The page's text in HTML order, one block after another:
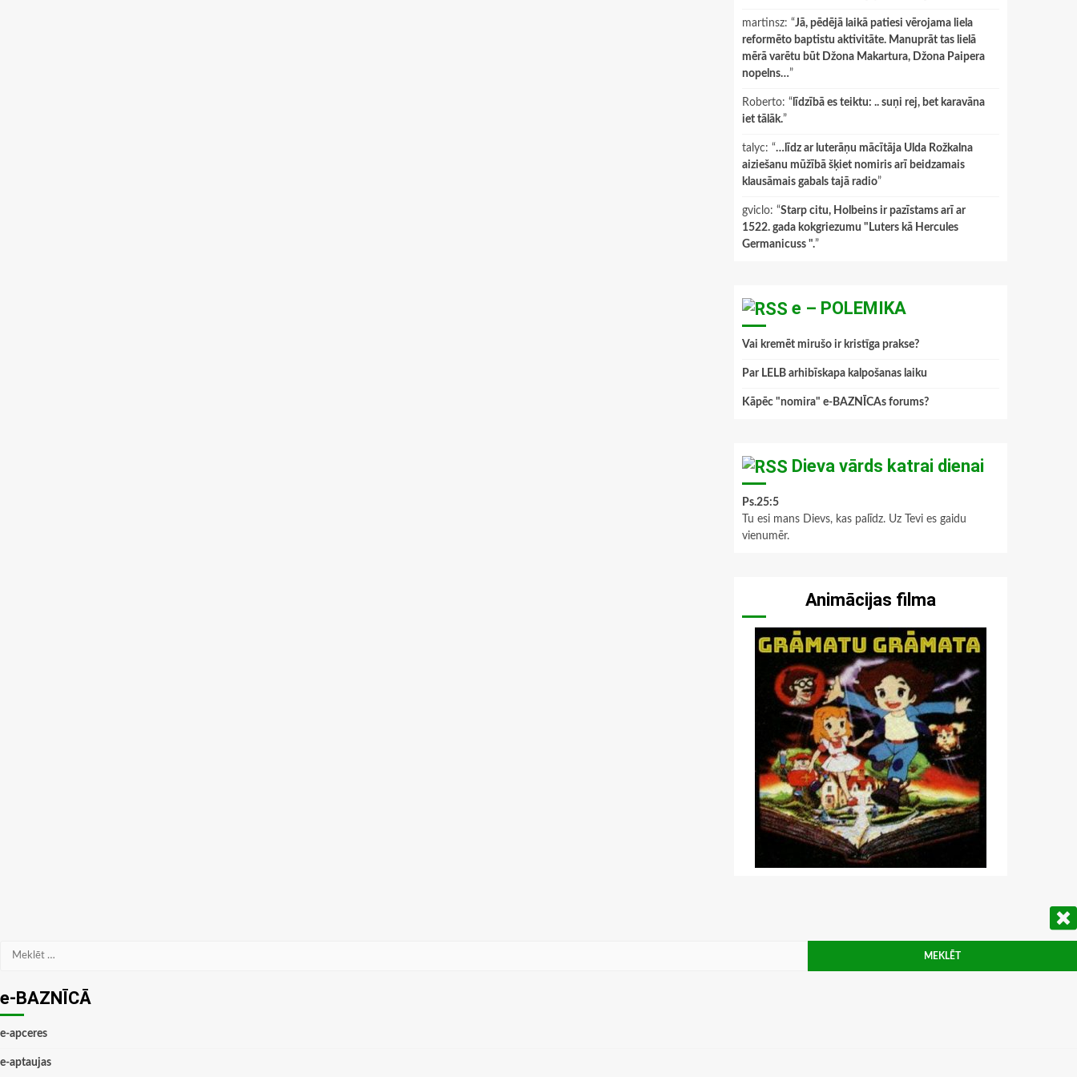
martinsz: “Jā, pēdējā laikā patiesi vērojama liela
reformēto baptistu aktivitāte. Manuprāt tas lielā
mērā varētu būt Džona Makartura, Džona Paipera
nopelns…”
Roberto: “ līdzībā es teiktu: .. suņi rej, bet karavāna
iet tālāk.”
talyc: “…līdz ar luterāņu mācītāja Ulda Rožkalna
aiziešanu mūžībā šķiet nomiris arī beidzamais
klausāmais gabals tajā radio”
gviclo: “Starp citu, Holbeins ir pazīstams arī ar
1522. gada kokgriezumu "Luters kā Hercules
Germanicuss ".”
e – POLEMIKA
Vai kremēt mirušo ir kristīga prakse?
Par LELB arhibīskapa kalpošanas laiku
Kāpēc "nomira" e-BAZNĪCAs forums?
Dieva vārds katrai dienai
Ps.25:5
Tu esi mans Dievs, kas palīdz. Uz Tevi es gaidu
vienumēr.
Animācijas filma
Meklēt:
e-BAZNĪCĀ
e-apceres
e-aptaujas